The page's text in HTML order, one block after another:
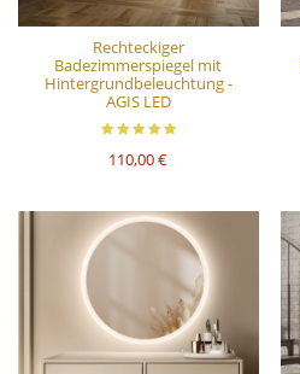
Rechteckiger
Badezimmerspiegel mit
Hintergrundbeleuchtung -
AGIS LED
110,00 €